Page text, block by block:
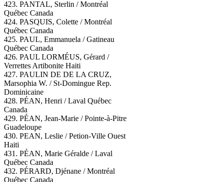
423. PANTAL, Sterlin / Montréal
Québec Canada
424. PASQUIS, Colette / Montréal
Québec Canada
425. PAUL, Emmanuela / Gatineau
Québec Canada
426. PAUL LORMÉUS, Gérard /
Verrettes Artibonite Haiti
427. PAULIN DE DE LA CRUZ,
Marsophia W. / St-Domingue Rep.
Dominicaine
428. PÉAN, Henri / Laval Québec
Canada
429. PÉAN, Jean-Marie / Pointe-à-Pitre
Guadeloupe
430. PEAN, Leslie / Petion-Ville Ouest
Haiti
431. PÉAN, Marie Géralde / Laval
Québec Canada
432. PÉRARD, Djénane / Montréal
Québec Canada